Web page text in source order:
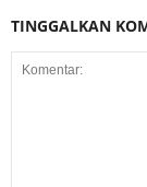
TINGGALKAN